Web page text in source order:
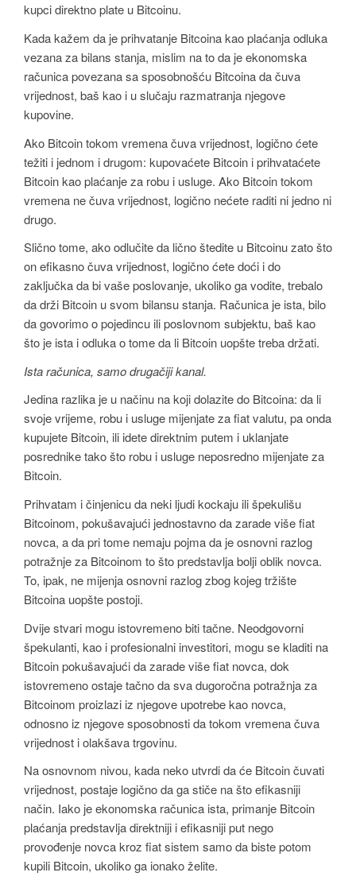
kupci direktno plate u Bitcoinu.
Kada kažem da je prihvatanje Bitcoina kao plaćanja odluka
vezana za bilans stanja, mislim na to da je ekonomska
računica povezana sa sposobnošću Bitcoina da čuva
vrijednost, baš kao i u slučaju razmatranja njegove
kupovine.
Ako Bitcoin tokom vremena čuva vrijednost, logično ćete
težiti i jednom i drugom: kupovaćete Bitcoin i prihvataćete
Bitcoin kao plaćanje za robu i usluge. Ako Bitcoin tokom
vremena ne čuva vrijednost, logično nećete raditi ni jedno ni
drugo.
Slično tome, ako odlučite da lično štedite u Bitcoinu zato što
on efikasno čuva vrijednost, logično ćete doći i do
zaključka da bi vaše poslovanje, ukoliko ga vodite, trebalo
da drži Bitcoin u svom bilansu stanja. Računica je ista, bilo
da govorimo o pojedincu ili poslovnom subjektu, baš kao
što je ista i odluka o tome da li Bitcoin uopšte treba držati.
Ista računica, samo drugačiji kanal.
Jedina razlika je u načinu na koji dolazite do Bitcoina: da li
svoje vrijeme, robu i usluge mijenjate za fiat valutu, pa onda
kupujete Bitcoin, ili idete direktnim putem i uklanjate
posrednike tako što robu i usluge neposredno mijenjate za
Bitcoin.
Prihvatam i činjenicu da neki ljudi kockaju ili špekulišu
Bitcoinom, pokušavajući jednostavno da zarade više fiat
novca, a da pri tome nemaju pojma da je osnovni razlog
potražnje za Bitcoinom to što predstavlja bolji oblik novca.
To, ipak, ne mijenja osnovni razlog zbog kojeg tržište
Bitcoina uopšte postoji.
Dvije stvari mogu istovremeno biti tačne. Neodgovorni
špekulanti, kao i profesionalni investitori, mogu se kladiti na
Bitcoin pokušavajući da zarade više fiat novca, dok
istovremeno ostaje tačno da sva dugoročna potražnja za
Bitcoinom proizlazi iz njegove upotrebe kao novca,
odnosno iz njegove sposobnosti da tokom vremena čuva
vrijednost i olakšava trgovinu.
Na osnovnom nivou, kada neko utvrdi da će Bitcoin čuvati
vrijednost, postaje logično da ga stiče na što efikasniji
način. Iako je ekonomska računica ista, primanje Bitcoin
plaćanja predstavlja direktniji i efikasniji put nego
provođenje novca kroz fiat sistem samo da biste potom
kupili Bitcoin, ukoliko ga ionako želite.